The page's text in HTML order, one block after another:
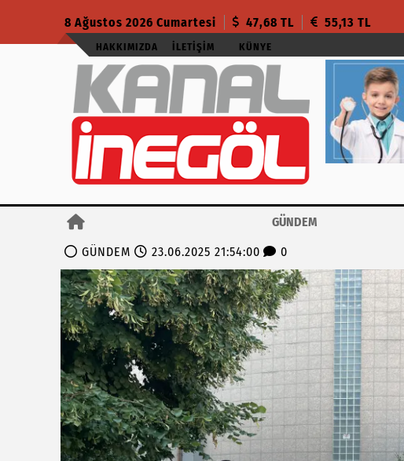
8 Ağustos 2026 Cumartesi 47,68 TL 55,13 TL
HAKKIMIZDA İLETIŞIM KÜNYE
GÜNDEM
GÜNDEM
23.06.2025 21:54:00 0